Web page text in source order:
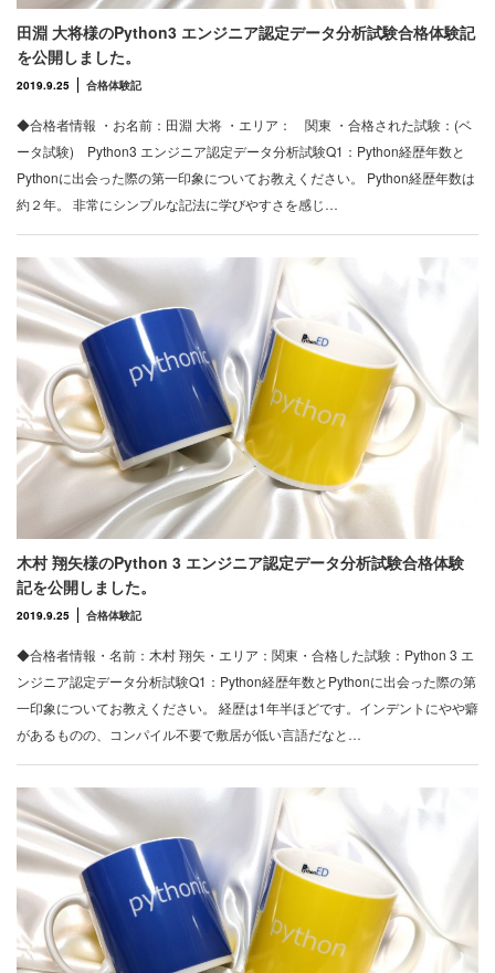
田淵 大将様のPython3 エンジニア認定データ分析試験合格体験記
を公開しました。
2019.9.25 合格体験記
◆合格者情報 ・お名前：田淵 大将 ・エリア： 関東 ・合格された試験：(ベ
ータ試験) Python3 エンジニア認定データ分析試験Q1：Python経歴年数と
Pythonに出会った際の第一印象についてお教えください。 Python経歴年数は
約２年。 非常にシンプルな記法に学びやすさを感じ…
木村 翔矢様のPython 3 エンジニア認定データ分析試験合格体験
記を公開しました。
2019.9.25 合格体験記
◆合格者情報・名前：木村 翔矢・エリア：関東・合格した試験：Python 3 エ
ンジニア認定データ分析試験Q1：Python経歴年数とPythonに出会った際の第
一印象についてお教えください。 経歴は1年半ほどです。インデントにやや癖
があるものの、コンパイル不要で敷居が低い言語だなと…